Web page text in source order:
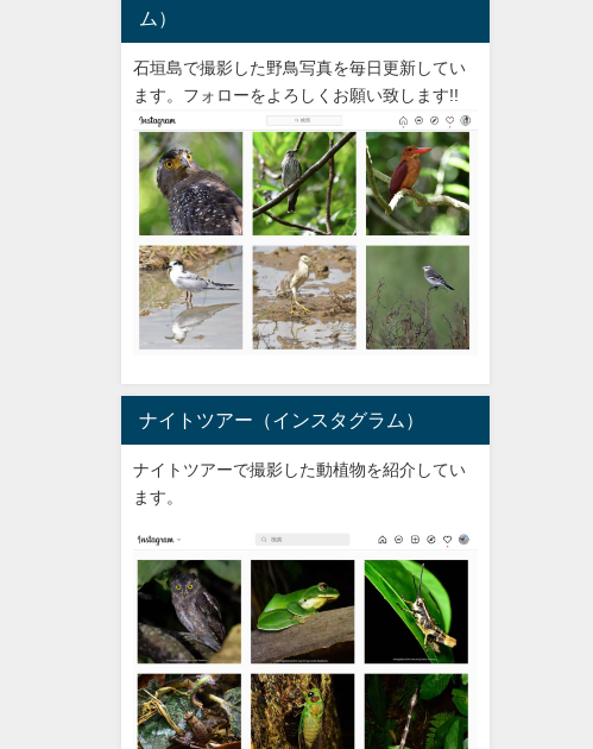
ム）
石垣島で撮影した野鳥写真を毎日更新してい
ます。フォローをよろしくお願い致します!!
ナイトツアー（インスタグラム）
ナイトツアーで撮影した動植物を紹介してい
ます。